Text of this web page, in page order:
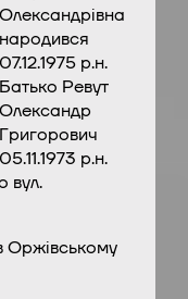
Олександрівна
народився
07.12.1975 р.н.
Батько Ревут
Олександр
Григорович
05.11.1973 р.н.
вул.
Оржівському